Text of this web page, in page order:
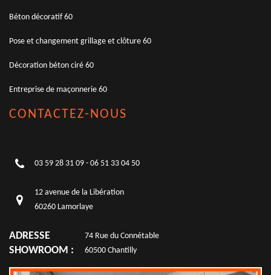
Béton décoratif 60
Pose et changement grillage et clôture 60
Décoration béton ciré 60
Entreprise de maçonnerie 60
CONTACTEZ-NOUS
03 59 28 31 09 - 06 51 33 04 50
12 avenue de la Libération
60260 Lamorlaye
ADRESSE
SHOWROOM :
74 Rue du Connétable
60500 Chantilly